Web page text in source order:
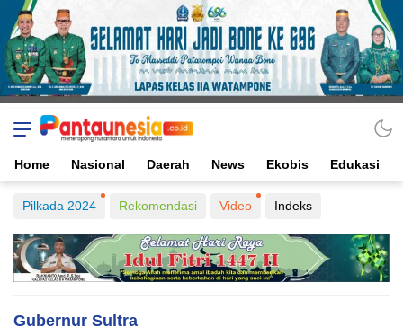
Home Nasional Daerah News Ekobis Edukasi
Pilkada 2024 Rekomendasi Video Indeks
Gubernur Sultra